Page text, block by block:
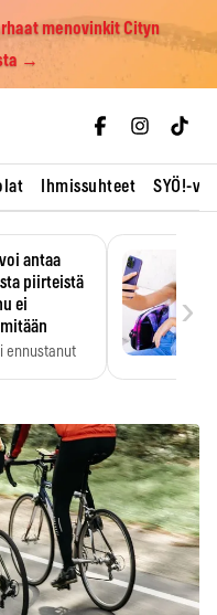
menovinkit Cityn
→
Ihmissuhteet SYÖ!-
antaa
piirteistä
ei
ennustanut
›